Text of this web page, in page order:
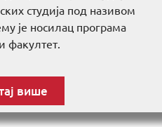
студија под називом
је носилац програма
факултет.
више